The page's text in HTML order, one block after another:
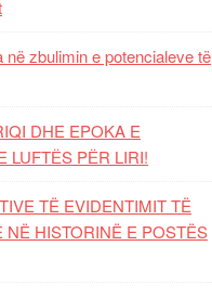
zbulimin e potencialeve të
DHE EPOKA E
LUFTЁS PЁR LIRI!
TË EVIDENTIMIT TË
NË HISTORINË E POSTËS